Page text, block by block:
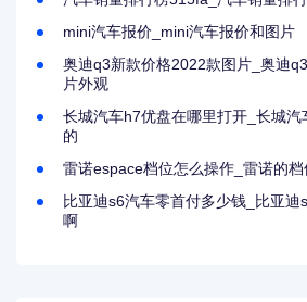
mini汽车报价_mini汽车报价和图片
奥迪q3新款价格2022款图片_奥迪
片外观
长城汽车h7优盘在哪里打开_长城
的
雷诺espace档位怎么操作_雷诺的
比亚迪s6汽车零首付多少钱_比亚
啊